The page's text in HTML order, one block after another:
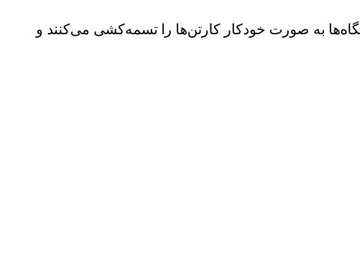
به صورت خودکار کارتن‌ها را تسمه‌کشی می‌کنند و